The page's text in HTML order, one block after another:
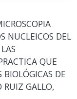
NUCLEICOS DEL
QUE
BIOLÓGICAS DE
RUIZ GALLO,